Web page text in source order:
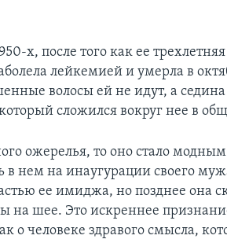
х, после того как ее
лейкемией и умерла в
волосы ей не идут, а седина
сложился вокруг нее в
ожерелья, то оно стало
в нем на инаугурации своего
ее имиджа, но позднее она
на шее. Это искреннее
о человеке здравого смысла,